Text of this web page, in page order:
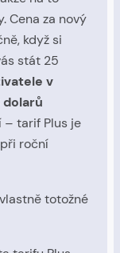
Cena za nový
když si
stát 25
v
– tarif Plus je
roční
totožné